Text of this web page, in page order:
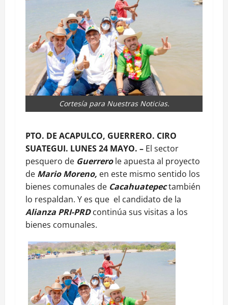
Cortesía para Nuestras Noticias.
PTO. DE ACAPULCO, GUERRERO. CIRO
SUATEGUI. LUNES 24 MAYO. – El sector
pesquero de Guerrerole apuesta al proyecto
de Mario Moreno, en este mismo sentido los
bienes comunales de Cacahuatepectambién
lo respaldan. Y es que el candidato de la
Alianza PRI-PRDcontinúa sus visitas a los
bienes comunales.